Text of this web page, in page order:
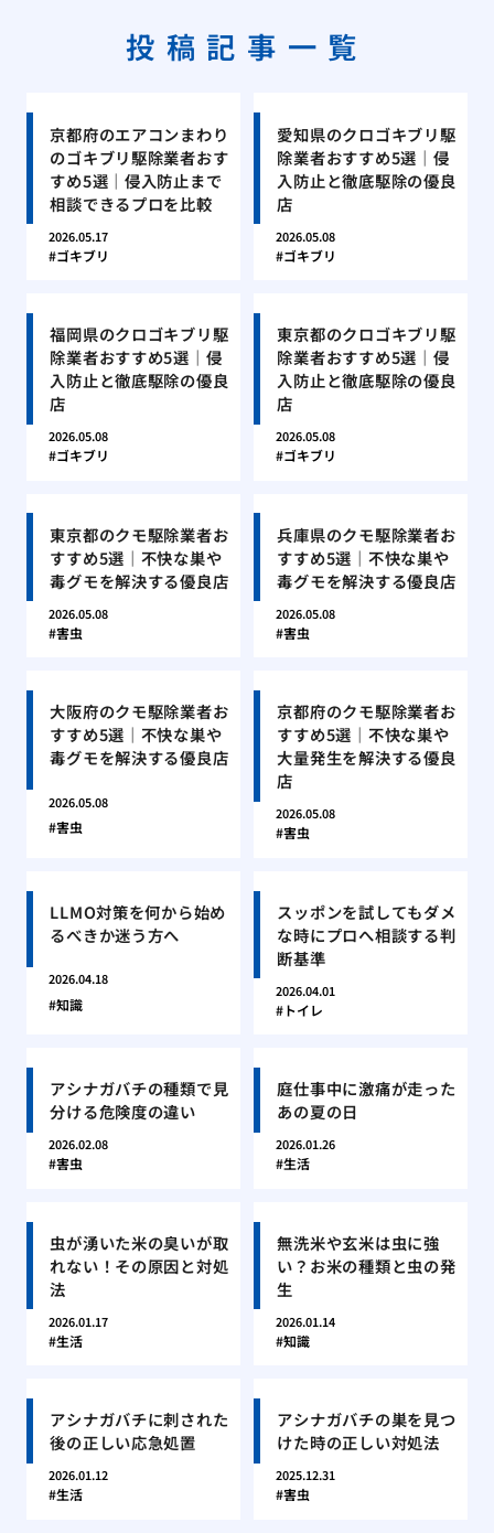
投稿記事一覧
京都府のエアコンまわり
のゴキブリ駆除業者おす
すめ5選｜侵入防止まで
相談できるプロを比較
2026.05.17
ゴキブリ
愛知県のクロゴキブリ駆
除業者おすすめ5選｜侵
入防止と徹底駆除の優良
店
2026.05.08
ゴキブリ
福岡県のクロゴキブリ駆
除業者おすすめ5選｜侵
入防止と徹底駆除の優良
店
2026.05.08
ゴキブリ
東京都のクロゴキブリ駆
除業者おすすめ5選｜侵
入防止と徹底駆除の優良
店
2026.05.08
ゴキブリ
東京都のクモ駆除業者お
すすめ5選｜不快な巣や
毒グモを解決する優良店
2026.05.08
害虫
兵庫県のクモ駆除業者お
すすめ5選｜不快な巣や
毒グモを解決する優良店
2026.05.08
害虫
大阪府のクモ駆除業者お
すすめ5選｜不快な巣や
毒グモを解決する優良店
2026.05.08
害虫
京都府のクモ駆除業者お
すすめ5選｜不快な巣や
大量発生を解決する優良
店
2026.05.08
害虫
LLMO対策を何から始め
るべきか迷う方へ
2026.04.18
知識
スッポンを試してもダメ
な時にプロへ相談する判
断基準
2026.04.01
トイレ
アシナガバチの種類で見
分ける危険度の違い
2026.02.08
害虫
庭仕事中に激痛が走った
あの夏の日
2026.01.26
生活
虫が湧いた米の臭いが取
れない！その原因と対処
法
2026.01.17
生活
無洗米や玄米は虫に強
い？お米の種類と虫の発
生
2026.01.14
知識
アシナガバチに刺された
後の正しい応急処置
2026.01.12
生活
アシナガバチの巣を見つ
けた時の正しい対処法
2025.12.31
害虫